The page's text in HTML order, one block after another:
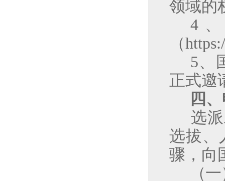
领域的
4
（
5、
正式邀
四
选
选拔、
骤，向
（